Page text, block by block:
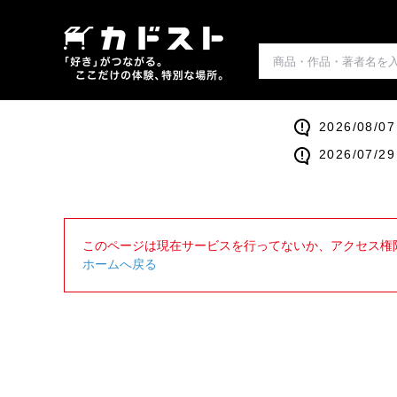
2026/08/07
2026/07/29
このページは現在サービスを行ってないか、アクセス
ホームへ戻る